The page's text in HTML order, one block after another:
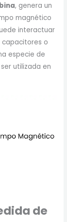
, genera un
magnético
interactuar
o
especie de
utilizada en
de